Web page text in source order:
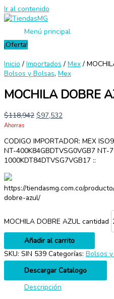
Ir al contenido
Menú principal
¡Oferta!
Inicio / Importados / Mex /
Bolsos y Bolsas, Mex
MOCHILA DOBRE
$118,942 $97,532
Ahorras
CODIGO IMPORTADOR: MEX
NT-400K84GBDTVSG0VGB7 NT-
1000KDT84DTVSG7VGB17 ::
https://tiendasmg.com.co/
dobre-azul/
MOCHILA DOBRE AZUL cantidad
Añadir al carrito
SKU: SIN 539 Categorías: Bolsos
Descargar Catalogo
Descripción